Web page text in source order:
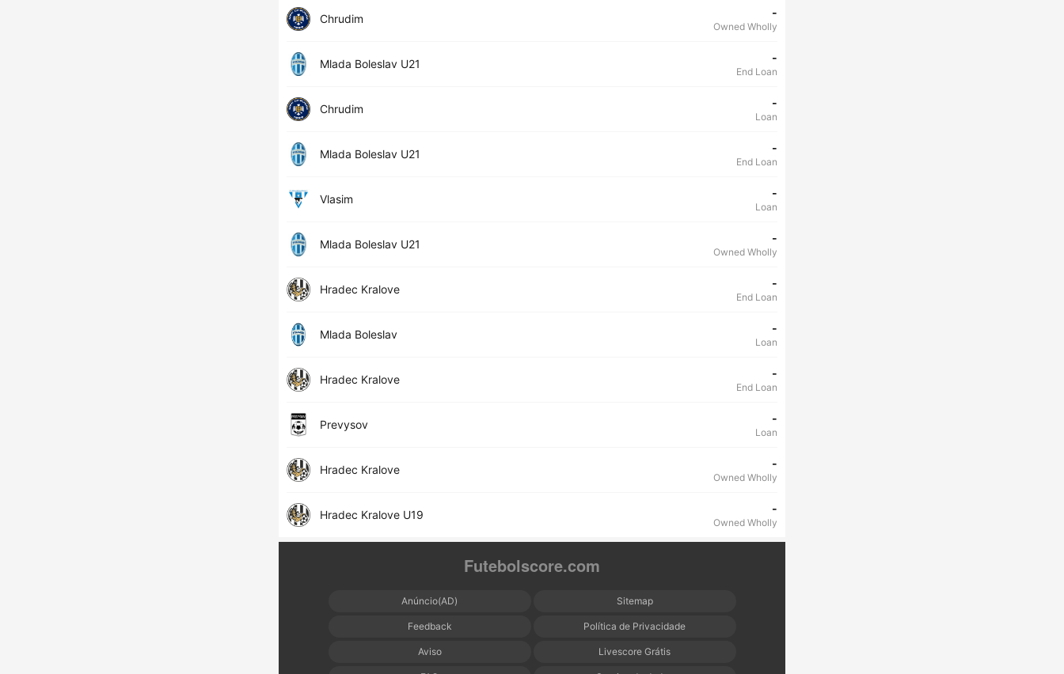
Chrudim -
Owned Wholly
Mlada Boleslav U21 -
End Loan
Chrudim -
Loan
Mlada Boleslav U21 -
End Loan
Vlasim -
Loan
Mlada Boleslav U21 -
Owned Wholly
Hradec Kralove -
End Loan
Mlada Boleslav -
Loan
Hradec Kralove -
End Loan
Prevysov -
Loan
Hradec Kralove -
Owned Wholly
Hradec Kralove U19 -
Owned Wholly
Futebolscore.com
Anúncio(AD) Sitemap
Feedback Política de Privacidade
Aviso Livescore Grátis